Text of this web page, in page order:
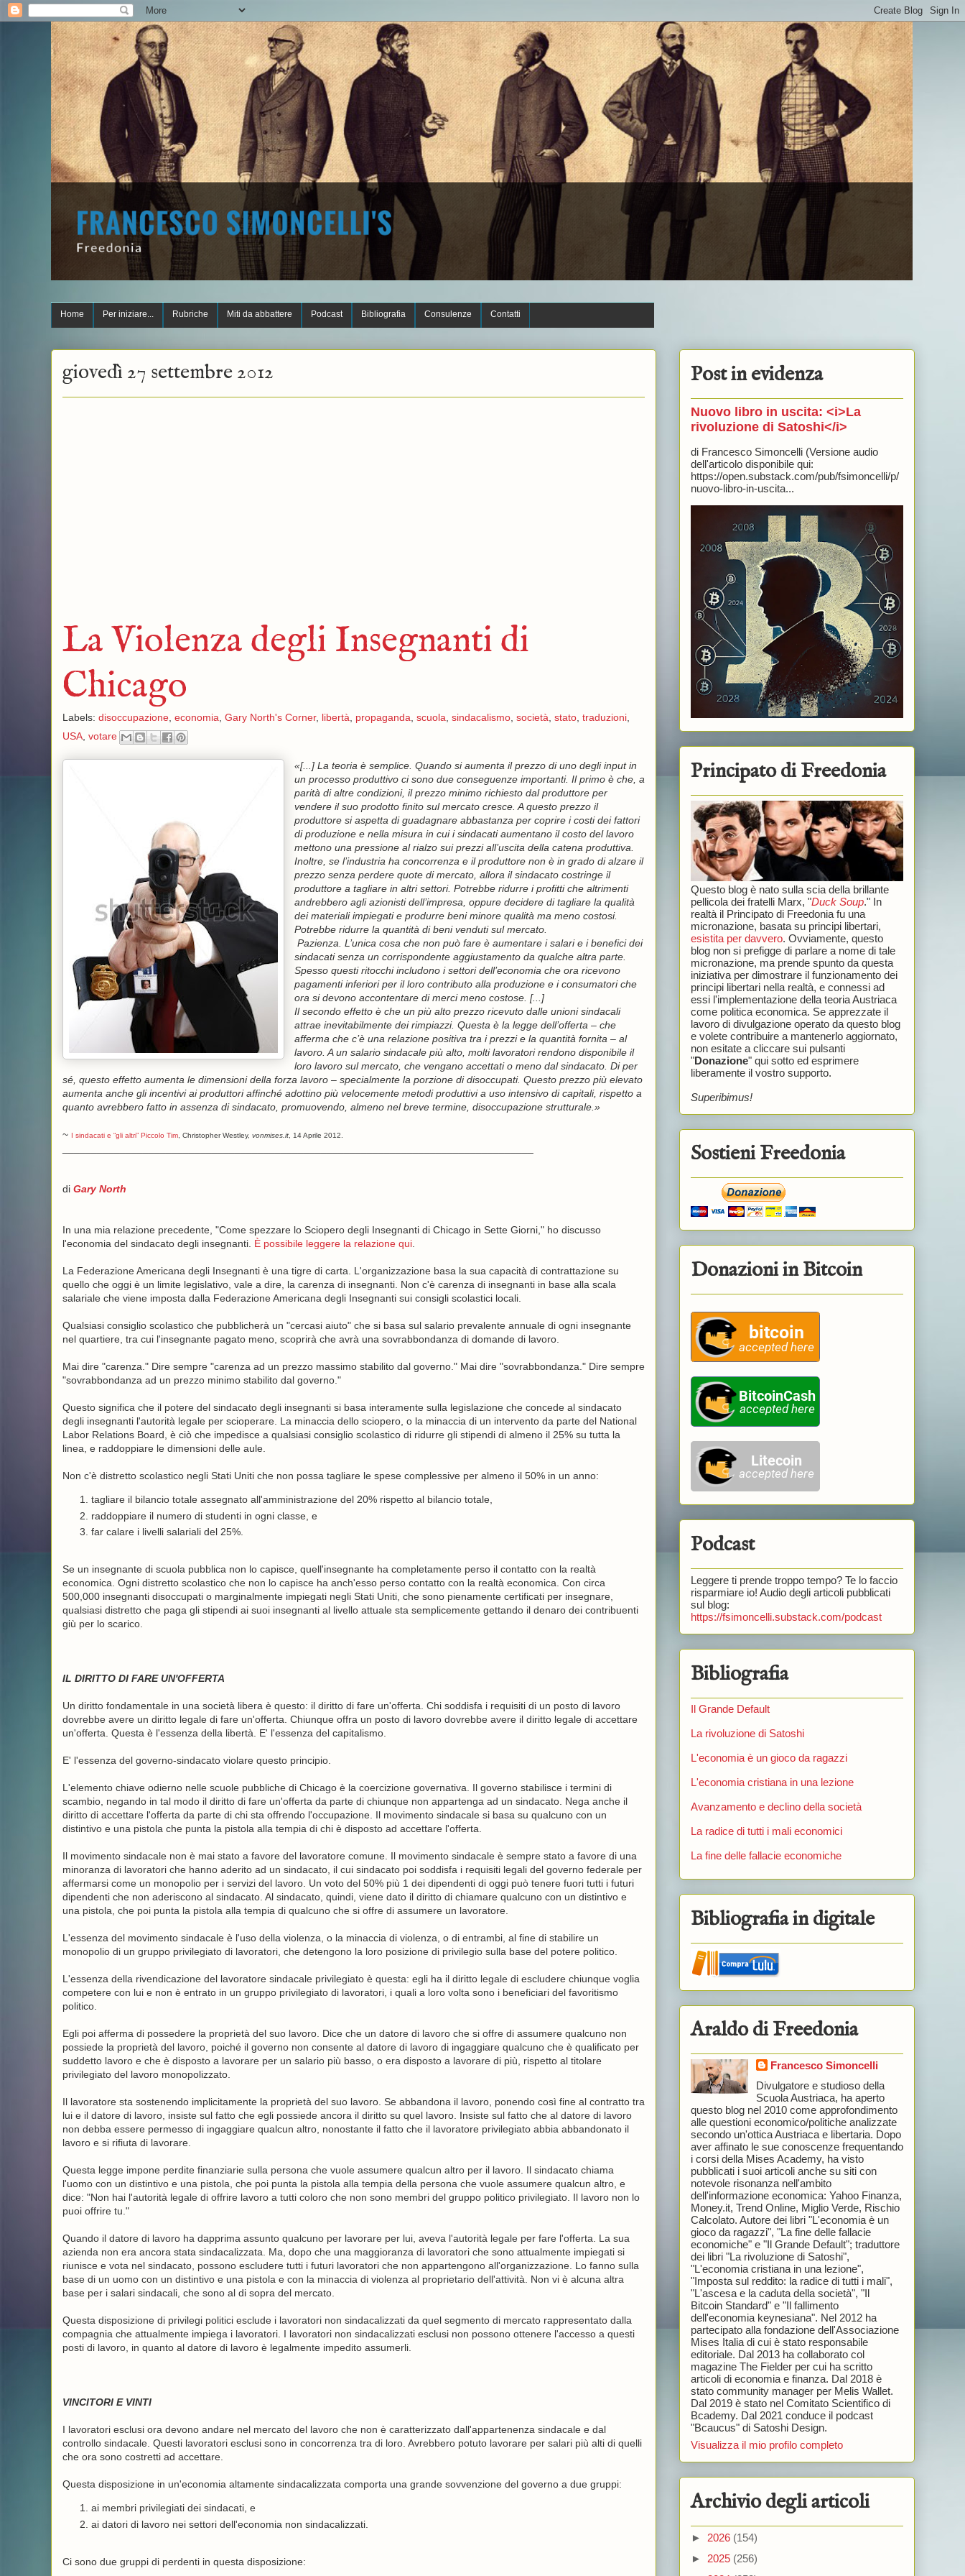
Home Per iniziare... Rubriche Miti da abbattere Podcast Bibliografia Consulenze Contatti
giovedì 27 settembre 2012
La Violenza degli Insegnanti di
Chicago
Labels: disoccupazione, economia Gary North's Corner, libertà propaganda scuola sindacalismo, società stato, traduzioni,
USA, votare
«[...] La teoria è semplice. Quando si aumenta il prezzo di uno degli input in
un processo produttivo ci sono due conseguenze importanti. Il primo è che, a
parità di altre condizioni, il prezzo minimo richiesto dal produttore per
vendere il suo prodotto finito sul mercato cresce. A questo prezzo il
produttore si aspetta di guadagnare abbastanza per coprire i costi dei fattori
di produzione e nella misura in cui i sindacati aumentano il costo del lavoro
mettono una pressione al rialzo sui prezzi all’uscita della catena produttiva.
Inoltre, se l’industria ha concorrenza e il produttore non è in grado di alzare il
prezzo senza perdere quote di mercato, allora il sindacato costringe il
produttore a tagliare in altri settori. Potrebbe ridurre i profitti che altrimenti
andrebbero agli azionisti dell’impresa, oppure decidere di tagliare la qualità
dei materiali impiegati e produrre beni minore qualità ma meno costosi.
Potrebbe ridurre la quantità di beni venduti sul mercato.
Pazienza. L’unica cosa che non può fare è aumentare i salari e i benefici dei
sindacati senza un corrispondente aggiustamento da qualche altra parte.
Spesso questi ritocchi includono i settori dell’economia che ora ricevono
pagamenti inferiori per il loro contributo alla produzione e i consumatori che
ora si devono accontentare di merci meno costose. [...]
Il secondo effetto è che un più alto prezzo ricevuto dalle unioni sindacali
attrae inevitabilmente dei rimpiazzi. Questa è la legge dell’offerta – che
afferma che c’è una relazione positiva tra i prezzi e la quantità fornita – al
lavoro. A un salario sindacale più alto, molti lavoratori rendono disponibile il
loro lavoro sul mercato, che vengano accettati o meno dal sindacato. Di per
sé, questo effetto aumenta le dimensioni della forza lavoro – specialmente la porzione di disoccupati. Questo prezzo più elevato
aumenta anche gli incentivi ai produttori affinché adottino più velocemente metodi produttivi a uso intensivo di capitali, rispetto a
quanto avrebbero fatto in assenza di sindacato, promuovendo, almeno nel breve termine, disoccupazione strutturale.»
~ I sindacati e “gli altri” Piccolo Tim, Christopher Westley, vonmises.it, 14 Aprile 2012.
di Gary North
In una mia relazione precedente, "Come spezzare lo Sciopero degli Insegnanti di Chicago in Sette Giorni," ho discusso
l'economia del sindacato degli insegnanti. È possibile leggere la relazione qui.
La Federazione Americana degli Insegnanti è una tigre di carta. L'organizzazione basa la sua capacità di contrattazione su
quello che oggi è un limite legislativo, vale a dire, la carenza di insegnanti. Non c'è carenza di insegnanti in base alla scala
salariale che viene imposta dalla Federazione Americana degli Insegnanti sui consigli scolastici locali.
Qualsiasi consiglio scolastico che pubblicherà un "cercasi aiuto" che si basa sul salario prevalente annuale di ogni insegnante
nel quartiere, tra cui l'insegnante pagato meno, scoprirà che avrà una sovrabbondanza di domande di lavoro.
Mai dire "carenza." Dire sempre "carenza ad un prezzo massimo stabilito dal governo." Mai dire "sovrabbondanza." Dire sempre
"sovrabbondanza ad un prezzo minimo stabilito dal governo."
Questo significa che il potere del sindacato degli insegnanti si basa interamente sulla legislazione che concede al sindacato
degli insegnanti l'autorità legale per scioperare. La minaccia dello sciopero, o la minaccia di un intervento da parte del National
Labor Relations Board, è ciò che impedisce a qualsiasi consiglio scolastico di ridurre gli stipendi di almeno il 25% su tutta la
linea, e raddoppiare le dimensioni delle aule.
Non c'è distretto scolastico negli Stati Uniti che non possa tagliare le spese complessive per almeno il 50% in un anno:
tagliare il bilancio totale assegnato all'amministrazione del 20% rispetto al bilancio totale,
raddoppiare il numero di studenti in ogni classe, e
far calare i livelli salariali del 25%.
Se un insegnante di scuola pubblica non lo capisce, quell'insegnante ha completamente perso il contatto con la realtà
economica. Ogni distretto scolastico che non lo capisce ha anch'esso perso contatto con la realtà economica. Con circa
500,000 insegnanti disoccupati o marginalmente impiegati negli Stati Uniti, che sono pienamente certificati per insegnare,
qualsiasi distretto che paga gli stipendi ai suoi insegnanti al livello attuale sta semplicemente gettando il denaro dei contribuenti
giù per lo scarico.
IL DIRITTO DI FARE UN'OFFERTA
Un diritto fondamentale in una società libera è questo: il diritto di fare un'offerta. Chi soddisfa i requisiti di un posto di lavoro
dovrebbe avere un diritto legale di fare un'offerta. Chiunque offra un posto di lavoro dovrebbe avere il diritto legale di accettare
un'offerta. Questa è l'essenza della libertà. E' l'essenza del capitalismo.
E' l'essenza del governo-sindacato violare questo principio.
L'elemento chiave odierno nelle scuole pubbliche di Chicago è la coercizione governativa. Il governo stabilisce i termini di
scambio, negando in tal modo il diritto di fare un'offerta da parte di chiunque non appartenga ad un sindacato. Nega anche il
diritto di accettare l'offerta da parte di chi sta offrendo l'occupazione. Il movimento sindacale si basa su qualcuno con un
distintivo e una pistola che punta la pistola alla tempia di chi è disposto ad accettare l'offerta.
Il movimento sindacale non è mai stato a favore del lavoratore comune. Il movimento sindacale è sempre stato a favore di una
minoranza di lavoratori che hanno aderito ad un sindacato, il cui sindacato poi soddisfa i requisiti legali del governo federale per
affermarsi come un monopolio per i servizi del lavoro. Un voto del 50% più 1 dei dipendenti di oggi può tenere fuori tutti i futuri
dipendenti che non aderiscono al sindacato. Al sindacato, quindi, viene dato il diritto di chiamare qualcuno con un distintivo e
una pistola, che poi punta la pistola alla tempia di qualcuno che si offre di assumere un lavoratore.
L'essenza del movimento sindacale è l'uso della violenza, o la minaccia di violenza, o di entrambi, al fine di stabilire un
monopolio di un gruppo privilegiato di lavoratori, che detengono la loro posizione di privilegio sulla base del potere politico.
L'essenza della rivendicazione del lavoratore sindacale privilegiato è questa: egli ha il diritto legale di escludere chiunque voglia
competere con lui e non è entrato in un gruppo privilegiato di lavoratori, i quali a loro volta sono i beneficiari del favoritismo
politico.
Egli poi afferma di possedere la proprietà del suo lavoro. Dice che un datore di lavoro che si offre di assumere qualcuno non
possiede la proprietà del lavoro, poiché il governo non consente al datore di lavoro di ingaggiare qualcuno che è qualificato per
suddetto lavoro e che è disposto a lavorare per un salario più basso, o era disposto a lavorare di più, rispetto al titolare
privilegiato del lavoro monopolizzato.
Il lavoratore sta sostenendo implicitamente la proprietà del suo lavoro. Se abbandona il lavoro, ponendo così fine al contratto tra
lui e il datore di lavoro, insiste sul fatto che egli possiede ancora il diritto su quel lavoro. Insiste sul fatto che al datore di lavoro
non debba essere permesso di ingaggiare qualcun altro, nonostante il fatto che il lavoratore privilegiato abbia abbandonato il
lavoro e si rifiuta di lavorare.
Questa legge impone perdite finanziarie sulla persona che vuole assumere qualcun altro per il lavoro. Il sindacato chiama
l'uomo con un distintivo e una pistola, che poi punta la pistola alla tempia della persona che vuole assumere qualcun altro, e
dice: "Non hai l'autorità legale di offrire lavoro a tutti coloro che non sono membri del gruppo politico privilegiato. Il lavoro non lo
puoi offrire tu."
Quando il datore di lavoro ha dapprima assunto qualcuno per lavorare per lui, aveva l'autorità legale per fare l'offerta. La sua
azienda non era ancora stata sindacalizzata. Ma, dopo che una maggioranza di lavoratori che sono attualmente impiegati si
riunisce e vota nel sindacato, possono escludere tutti i futuri lavoratori che non appartengono all'organizzazione. Lo fanno sulla
base di un uomo con un distintivo e una pistola e con la minaccia di violenza al proprietario dell'attività. Non vi è alcuna altra
base per i salari sindacali, che sono al di sopra del mercato.
Questa disposizione di privilegi politici esclude i lavoratori non sindacalizzati da quel segmento di mercato rappresentato dalla
compagnia che attualmente impiega i lavoratori. I lavoratori non sindacalizzati esclusi non possono ottenere l'accesso a questi
posti di lavoro, in quanto al datore di lavoro è legalmente impedito assumerli.
VINCITORI E VINTI
I lavoratori esclusi ora devono andare nel mercato del lavoro che non è caratterizzato dall'appartenenza sindacale e dal
controllo sindacale. Questi lavoratori esclusi sono in concorrenza tra di loro. Avrebbero potuto lavorare per salari più alti di quelli
che ora sono costretti ad accettare.
Questa disposizione in un'economia altamente sindacalizzata comporta una grande sovvenzione del governo a due gruppi:
ai membri privilegiati dei sindacati, e
ai datori di lavoro nei settori dell'economia non sindacalizzati.
Ci sono due gruppi di perdenti in questa disposizione:
Post in evidenza
Nuovo libro in uscita: <i>La
rivoluzione di Satoshi</i>
di Francesco Simoncelli (Versione audio
dell'articolo disponibile qui:
https://open.substack.com/pub/fsimoncelli/p/
nuovo-libro-in-uscita...
Principato di Freedonia
Questo blog è nato sulla scia della brillante
pellicola dei fratelli Marx, "Duck Soup." In
realtà il Principato di Freedonia fu una
micronazione, basata su principi libertari,
esistita per davvero. Ovviamente, questo
blog non si prefigge di parlare a nome di tale
micronazione, ma prende spunto da questa
iniziativa per dimostrare il funzionamento dei
principi libertari nella realtà, e connessi ad
essi l'implementazione della teoria Austriaca
come politica economica. Se apprezzate il
lavoro di divulgazione operato da questo blog
e volete contribuire a mantenerlo aggiornato,
non esitate a cliccare sui pulsanti
"Donazione" qui sotto ed esprimere
liberamente il vostro supporto.
Superibimus!
Sostieni Freedonia
Donazioni in Bitcoin
Podcast
Leggere ti prende troppo tempo? Te lo faccio
risparmiare io! Audio degli articoli pubblicati
sul blog:
https://fsimoncelli.substack.com/podcast
Bibliografia
Il Grande Default
La rivoluzione di Satoshi
L'economia è un gioco da ragazzi
L'economia cristiana in una lezione
Avanzamento e declino della società
La radice di tutti i mali economici
La fine delle fallacie economiche
Bibliografia in digitale
Araldo di Freedonia
Francesco Simoncelli
Divulgatore e studioso della
Scuola Austriaca, ha aperto
questo blog nel 2010 come approfondimento
alle questioni economico/politiche analizzate
secondo un'ottica Austriaca e libertaria. Dopo
aver affinato le sue conoscenze frequentando
i corsi della Mises Academy, ha visto
pubblicati i suoi articoli anche su siti con
notevole risonanza nell'ambito
dell'informazione economica: Yahoo Finanza,
Money.it, Trend Online, Miglio Verde, Rischio
Calcolato. Autore dei libri "L'economia è un
gioco da ragazzi", "La fine delle fallacie
economiche" e "Il Grande Default"; traduttore
dei libri "La rivoluzione di Satoshi",
"L'economia cristiana in una lezione",
"Imposta sul reddito: la radice di tutti i mali",
"L'ascesa e la caduta della società", "Il
Bitcoin Standard" e "Il fallimento
dell'economia keynesiana". Nel 2012 ha
partecipato alla fondazione dell'Associazione
Mises Italia di cui è stato responsabile
editoriale. Dal 2013 ha collaborato col
magazine The Fielder per cui ha scritto
articoli di economia e finanza. Dal 2018 è
stato community manager per Melis Wallet.
Dal 2019 è stato nel Comitato Scientifico di
Bcademy. Dal 2021 conduce il podcast
"Bcaucus" di Satoshi Design.
Visualizza il mio profilo completo
Archivio degli articoli
► 2026 (154)
► 2025 (256)